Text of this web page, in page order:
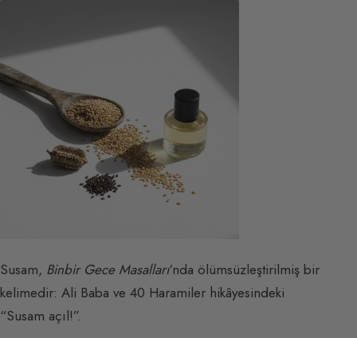
Susam, Binbir Gece Masalları‘nda ölümsüzleştirilmiş bir
kelimedir: Ali Baba ve 40 Haramiler hikâyesindeki
“Susam açıl!”.